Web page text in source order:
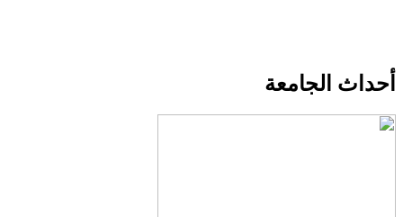
أحداث الجامعة